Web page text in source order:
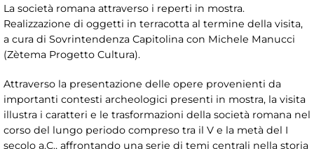
La società romana attraverso i reperti in mostra.
Realizzazione di oggetti in terracotta al termine della visita,
a cura di Sovrintendenza Capitolina con Michele Manucci
(Zètema Progetto Cultura).
Attraverso la presentazione delle opere provenienti da
importanti contesti archeologici presenti in mostra, la visita
illustra i caratteri e le trasformazioni della società romana nel
corso del lungo periodo compreso tra il V e la metà del I
secolo a.C., affrontando una serie di temi centrali nella storia